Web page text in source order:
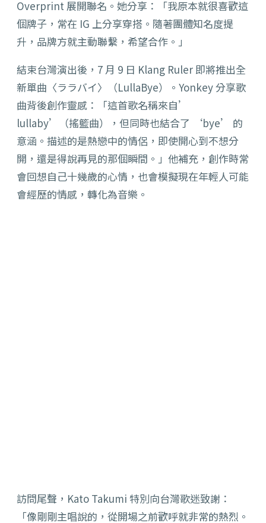
Overprint 展開聯名。她分享：「我原本就很喜歡這
個牌子，常在 IG 上分享穿搭。隨著團體知名度提
升，品牌方就主動聯繫，希望合作。」
結束台灣演出後，7 月 9 日 Klang Ruler 即將推出全
新單曲〈ララバイ〉（LullaBye）。Yonkey 分享歌
曲背後創作靈感：「這首歌名稱來自’
lullaby’（搖籃曲），但同時也結合了 ‘bye’ 的
意涵。描述的是熱戀中的情侶，即使開心到不想分
開，還是得說再見的那個瞬間。」他補充，創作時常
會回想自己十幾歲的心情，也會模擬現在年輕人可能
會經歷的情感，轉化為音樂。
訪問尾聲，Kato Takumi 特別向台灣歌迷致謝：
「像剛剛主唱說的，從開場之前歡呼就非常的熱烈。